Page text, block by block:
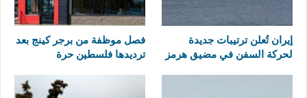
إيران تُعلن ترتيبات جديدة
لحركة السفن في مضيق هرمز
فصل موظفة من برجر كينج بعد
ترديدها فلسطين حرة